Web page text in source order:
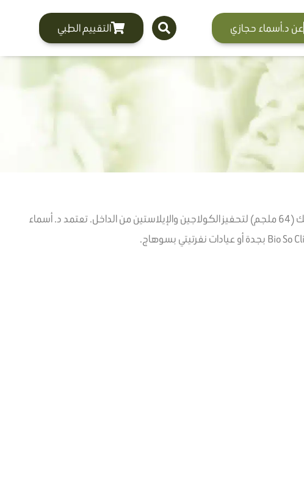
عن د.أسماء حجازي التقييم الطبي
تعاني من ترهل البشرة وفقدان الحيوية والإشراق؟ إبر البروفايلو هي تقنية إيطالية متطورة تحتوي على أعلى تركيز من حمض الهيالورونيك (64 ملجم) لتحفيز الكولاجين والإيلاستين من الداخل. تعتمد د. أسماء